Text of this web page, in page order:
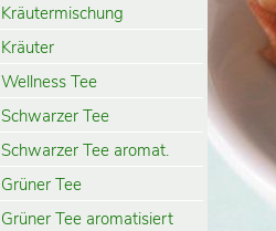
Kräutermischung
Kräuter
Wellness Tee
Schwarzer Tee
Schwarzer Tee aromat.
Grüner Tee
Grüner Tee aromatisiert